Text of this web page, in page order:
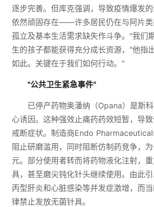
逐步完善。但库克强调，导致疫情爆发
依然顽固存在——许多居民仍在与阿片类
孤立及基本生活需求缺失作斗争。"我们
生的孩子都能获得充分成长资源，"他指
如此。关键在于我们如何行动。"
"公共卫生紧急事件"
已停产药物奥潘纳（Opana）是斯
心诱因。这种强效止痛药药效短暂，导
戒断症状。制造商Endo
阻止研磨滥用，同时阻断仿制药竞争，
元。部分使用者转而将药物液化注射，
具，甚至磨尖钝化针头继续使用。由此引
丙型肝炎和心脏感染等并发症激增，而
律禁止发放无菌针具。